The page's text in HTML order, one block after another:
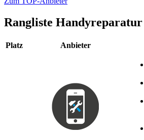
Rangliste Handyreparatur
Platz Anbieter